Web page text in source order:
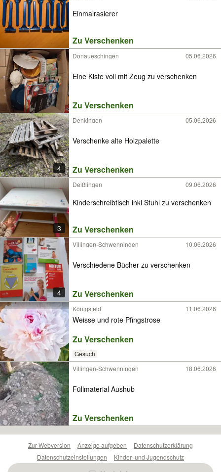
Einmalrasierer
Zu Verschenken
Donaueschingen 05.06.2026
Eine Kiste voll mit Zeug zu verschenken
Zu Verschenken
4
Denkingen 05.06.2026
Verschenke alte Holzpalette
Zu Verschenken
3
Deißlingen 09.06.2026
Kinderschreibtisch inkl Stuhl zu verschenken
Zu Verschenken
4
Villingen-Schwenningen 10.06.2026
Verschiedene Bücher zu verschenken
Zu Verschenken
Königsfeld 11.06.2026
Weisse und rote Pfingstrose
Zu Verschenken
Gesuch
Villingen-Schwenningen
18.06.2026
Füllmaterial Aushub
Zu Verschenken
Zur Webversion Anzeige aufgeben
Datenschutzerklärung
Datenschutzeinstellungen
Kinder- und Jugendschutz
Barrierefreiheitserklärung